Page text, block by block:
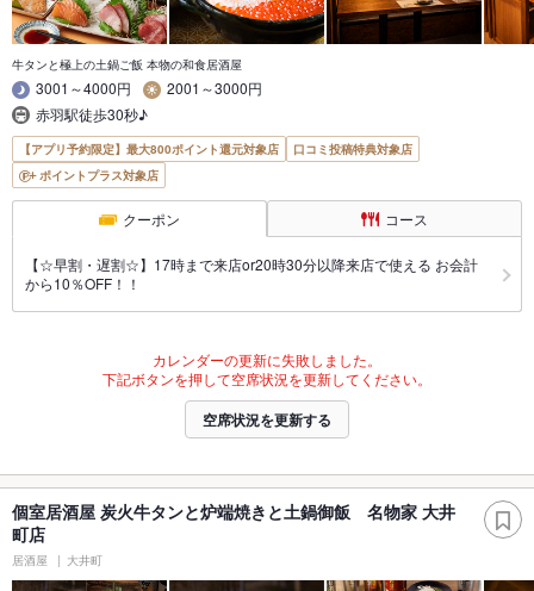
牛タンと極上の土鍋ご飯 本物の和食居酒屋
3001～4000円
2001～3000円
赤羽駅徒歩30秒♪
【アプリ予約限定】最大800ポイント還元対象店
口コミ投稿特典対象店
ポイントプラス対象店
クーポン コース
【☆早割・遅割☆】17時まで来店or20時30分以降来店で使える お会計
から10％OFF！！
カレンダーの更新に失敗しました。
下記ボタンを押して空席状況を更新してください。
空席状況を更新する
個室居酒屋 炭火牛タンと炉端焼きと土鍋御飯 名物家 大井
町店
居酒屋 大井町